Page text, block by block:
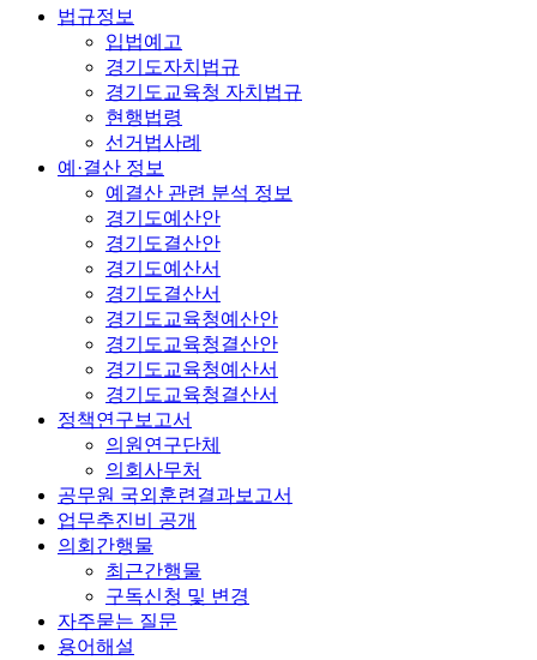
법규정보
입법예고
경기도자치법규
경기도교육청 자치법규
현행법령
선거법사례
예·결산 정보
예결산 관련 분석 정보
경기도예산안
경기도결산안
경기도예산서
경기도결산서
경기도교육청예산안
경기도교육청결산안
경기도교육청예산서
경기도교육청결산서
정책연구보고서
의원연구단체
의회사무처
공무원 국외훈련결과보고서
업무추진비 공개
의회간행물
최근간행물
구독신청 및 변경
자주묻는 질문
용어해설